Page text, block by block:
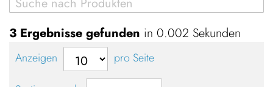
3 Ergebnisse gefunden in 0.002 Sekunden
Anzeigen
pro Seite